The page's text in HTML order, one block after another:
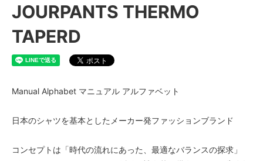
JOURPANTS THERMO
TAPERD
Manual Alphabet マニュアル アルファベット
日本のシャツを基本としたメーカー発ファッションブランド
コンセプトは「時代の流れにあった、最適なバランスの探求」